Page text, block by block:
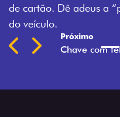
a maquininha dentro